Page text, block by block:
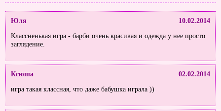
Юля
10.02.2014
Классненькая игра - барби очень красивая и одежда у нее просто
заглядение.
Ксюша
02.02.2014
игра такая классная, что даже бабушка играла ))